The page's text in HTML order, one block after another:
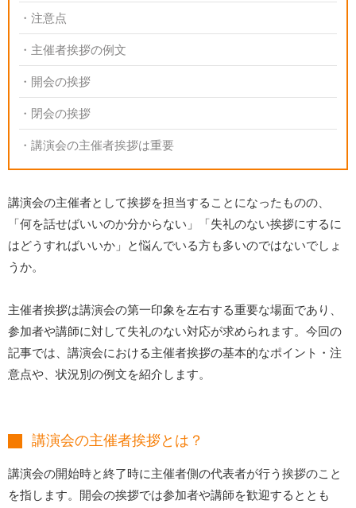
注意点
主催者挨拶の例文
開会の挨拶
閉会の挨拶
講演会の主催者挨拶は重要
講演会の主催者として挨拶を担当することになったものの、
「何を話せばいいのか分からない」「失礼のない挨拶にするに
はどうすればいいか」と悩んでいる方も多いのではないでしょ
うか。
主催者挨拶は講演会の第一印象を左右する重要な場面であり、
参加者や講師に対して失礼のない対応が求められます。今回の
記事では、講演会における主催者挨拶の基本的なポイント・注
意点や、状況別の例文を紹介します。
講演会の主催者挨拶とは？
講演会の開始時と終了時に主催者側の代表者が行う挨拶のこと
を指します。開会の挨拶では参加者や講師を歓迎するととも